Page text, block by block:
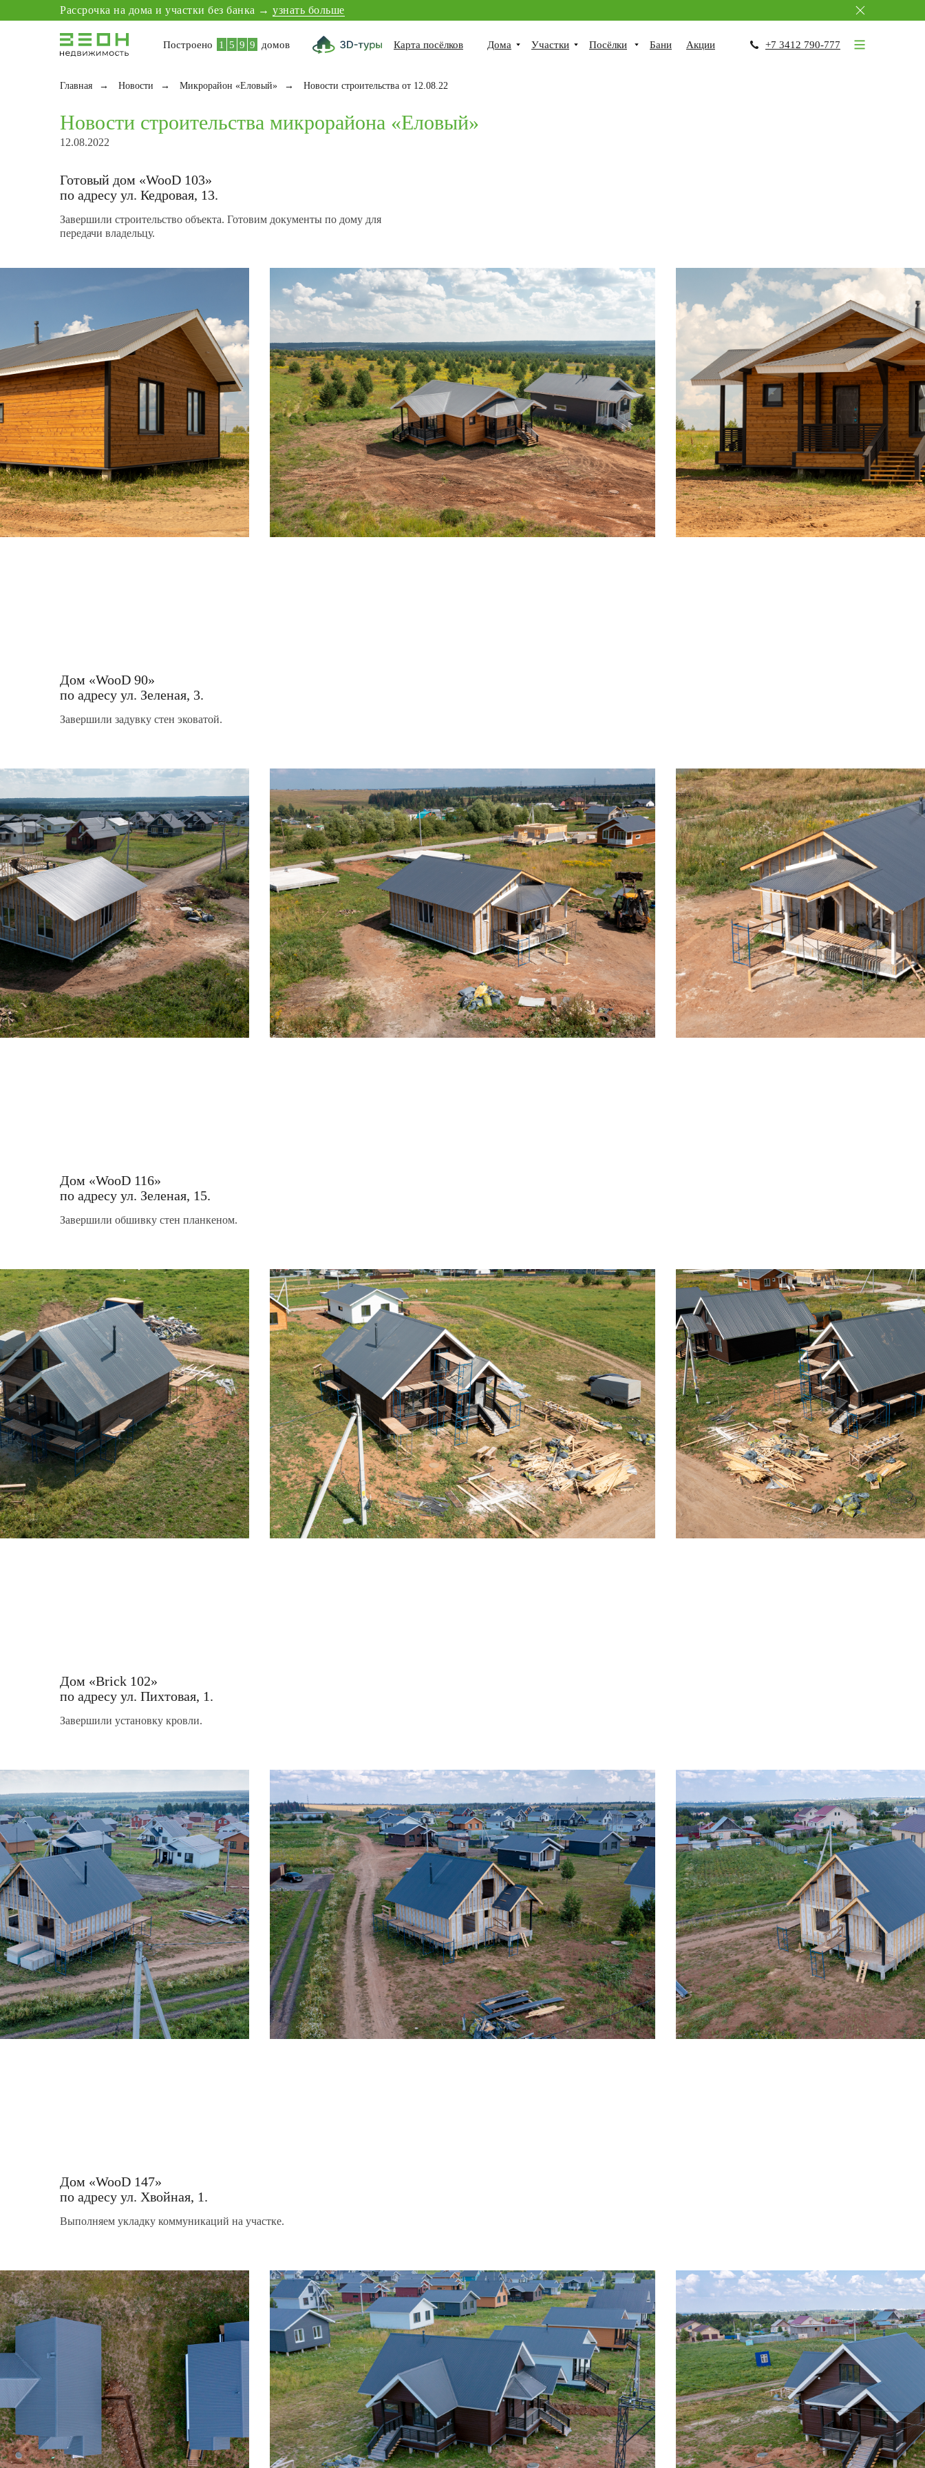
Рассрочка на дома и участки без банка → узнать больше
Рассрочка на дома без банка →узнать больше
Акции
Бани
Дома Участки Посёлки
Карта посёлков +7 3412 790-777
9
1
2
3
5
7
9
7
9
домов
Построено
Главная → Новости → Микрорайон «Еловый» → Новости строительства от 12.08.22
Новости строительства микрорайона «Еловый»
12.08.2022
Завершили строительство объекта. Готовим документы по дому для
передачи владельцу.
Готовый дом «WooD 103»
по адресу ул. Кедровая, 13.
Завершили задувку стен эковатой.
Дом «WooD 90»
по адресу ул. Зеленая, 3.
Завершили обшивку стен планкеном.
Дом «WooD 116»
по адресу ул. Зеленая, 15.
Завершили установку кровли.
Дом «Brick 102»
по адресу ул. Пихтовая, 1.
Выполняем укладку коммуникаций на участке.
Дом «WooD 147»
по адресу ул. Хвойная, 1.